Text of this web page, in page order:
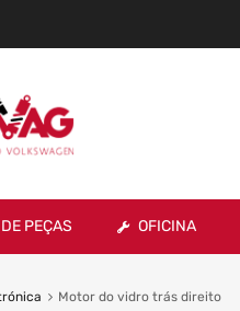
PEÇAS OFICINA
Motor do vidro trás direito